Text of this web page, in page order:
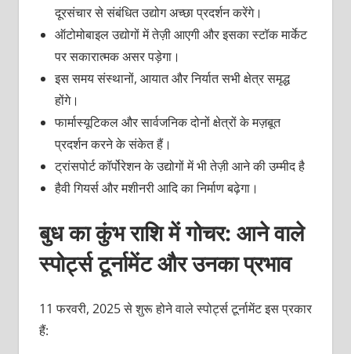
दूरसंचार से संबंधित उद्योग अच्‍छा प्रदर्शन करेंगे।
ऑटोमोबाइल उद्योगों में तेज़ी आएगी और इसका स्‍टॉक मार्केट
पर सकारात्‍मक असर पड़ेगा।
इस समय संस्‍थानों, आयात और निर्यात सभी क्षेत्र समृद्ध
होंगे।
फार्मास्‍यूटिकल और सार्वजनिक दोनों क्षेत्रों के मज़बूत
प्रदर्शन करने के संकेत हैं।
ट्रांसपोर्ट कॉर्पोरेशन के उद्योगों में भी तेज़ी आने की उम्‍मीद है
हैवी गियर्स और मशीनरी आदि का निर्माण बढ़ेगा।
बुध का कुंभ राशि में गोचर: आने वाले
स्‍पोर्ट्स टूर्नामेंट और उनका प्रभाव
11 फरवरी, 2025 से शुरू होने वाले स्‍पोर्ट्स टूर्नामेंट इस प्रकार
हैं: